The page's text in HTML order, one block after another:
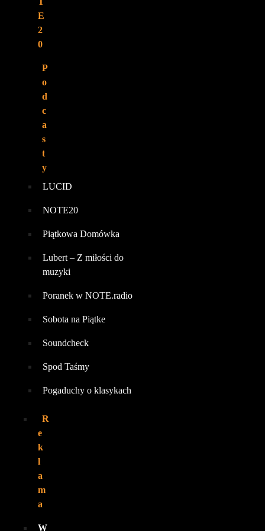
E
2
0
P
o
d
c
a
s
t
y
LUCID
NOTE20
Piątkowa Domówka
Lubert – Z miłości do
muzyki
Poranek w NOTE.radio
Sobota na Piątke
Soundcheck
Spod Taśmy
Pogaduchy o klasykach
R
e
k
l
a
m
a
W